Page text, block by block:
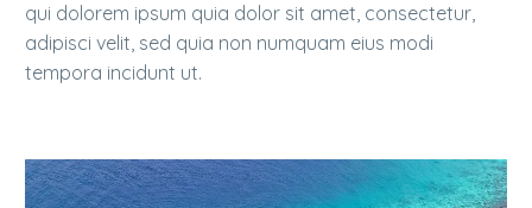
qui dolorem ipsum quia dolor sit amet, consectetur,
adipisci velit, sed quia non numquam eius modi
tempora incidunt ut.